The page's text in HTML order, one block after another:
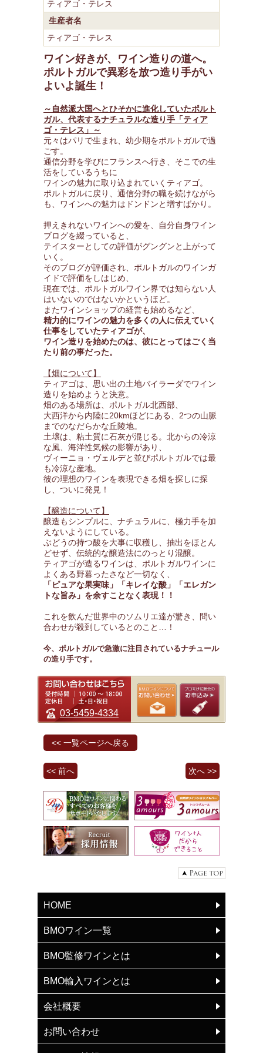
ティアゴ・テレス
生産者名
ティアゴ・テレス
ワイン好きが、ワイン造りの道へ。
ポルトガルで異彩を放つ造り手がい
よいよ誕生！
～自然派大国へとひそかに進化していたポルト
ガル、代表するナチュラルな造り手「ティア
ゴ・テレス」～
元々はパリで生まれ、幼少期をポルトガルで過
ごす。
通信分野を学びにフランスへ行き、そこでの生
活をしているうちに
ワインの魅力に取り込まれていくティアゴ。
ポルトガルに戻り、通信分野の職を続けながら
も、ワインへの魅力はドンドンと増すばかり。
押えきれないワインへの愛を、自分自身ワイン
ブログを綴っていると、
テイスターとしての評価がグングンと上がって
いく。
そのブログが評価され、ポルトガルのワインガ
イドで評価をしはじめ、
現在では、ポルトガルワイン界では知らない人
はいないのではないかというほど。
またワインショップの経営も始めるなど、
精力的にワインの魅力を多くの人に伝えていく
仕事をしていたティアゴが、
ワイン造りを始めたのは、彼にとってはごく当
たり前の事だった。
【畑について】
ティアゴは、思い出の土地バイラーダでワイン
造りを始めようと決意。
畑のある場所は、ポルトガル北西部、
大西洋から内陸に20kmほどにある、2つの山脈
までのなだらかな丘陵地。
土壌は、粘土質に石灰が混じる。北からの冷涼
な風、海洋性気候の影響があり、
ヴィーニョ・ヴェルデと並びポルトガルでは最
も冷涼な産地。
彼の理想のワインを表現できる畑を探しに探
し、ついに発見！
【醸造について】
醸造もシンプルに、ナチュラルに、極力手を加
えないようにしている。
ぶどうの持つ酸を大事に収穫し、抽出をほとん
どせず、伝統的な醸造法にのっとり混醸。
ティアゴが造るワインは、ポルトガルワインに
よくある野暮ったさなど一切なく、
「ピュアな果実味」「キレイな酸」「エレガン
トな旨み」を余すことなく表現！！
これを飲んだ世界中のソムリエ達が驚き、問い
合わせが殺到しているとのこと…！
今、ポルトガルで急激に注目されているナチュール
の造り手です。
03-5459-4334
<< 一覧ページへ戻る
<< 前へ 次へ >>
HOME
BMOワイン一覧
BMO監修ワインとは
BMO輸入ワインとは
会社概要
お問い合わせ